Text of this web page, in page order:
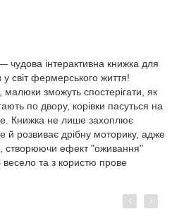
інтерактивна книжка для
у світ фермерського життя!
зможуть спостерігати, як
по двору, корівки пасуться на
Книжка не лише захоплює
й розвиває дрібну моторику, адже
створюючи ефект "оживання"
весело та з користю прове
Previous
Next